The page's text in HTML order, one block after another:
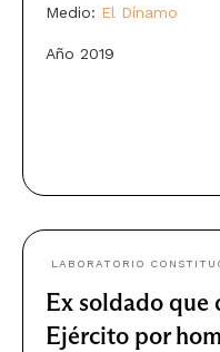
Medio: El Dínamo
Año 2019
LABORATORIO
Ex soldado que
Ejército por